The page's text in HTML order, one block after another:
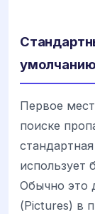
умолчанию
Первое
поиске
использует
Обычно это
(Pictures) в